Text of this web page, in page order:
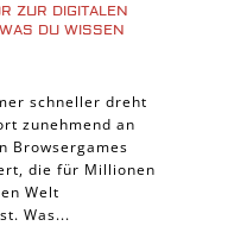
ZUR DIGITALEN
DU WISSEN
schneller dreht
zunehmend an
Browsergames
die für Millionen
Welt
Was...